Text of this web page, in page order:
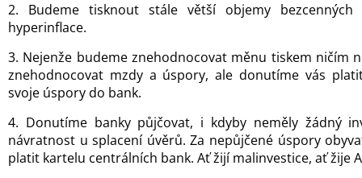
2. Budeme tisknout stále větší objemy
hyperinflace.
3. Nejenže budeme znehodnocovat měnu tiskem ničím
znehodnocovat mzdy a úspory, ale donutíme vás
svoje úspory do bank.
4. Donutíme banky půjčovat, i kdyby neměly žádný
návratnost u splacení úvěrů. Za nepůjčené úspory
platit kartelu centrálních bank. Ať žijí malinvestice, ať žije